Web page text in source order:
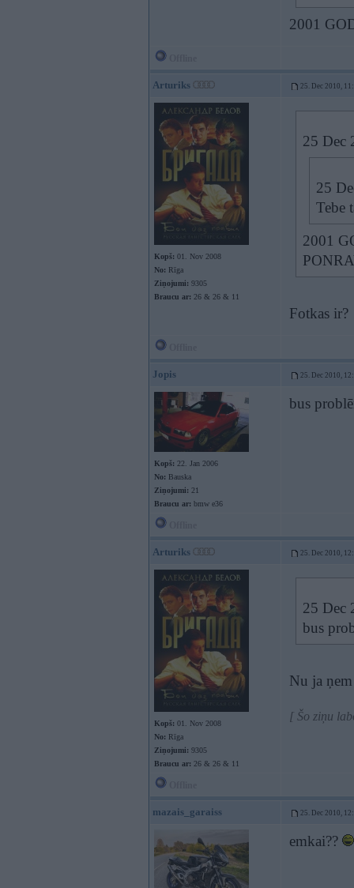
2001
Arturiks 25. Dec 2010,
Kopš: 01. Nov 2008
No: Rīga
Ziņojumi: 9305
Braucu ar: 26 & 26 & 11
25 Dec
25
Tebe
2001
Fotkas ir?
Jopis 25. Dec 2010,
Kopš: 22. Jan 2006
No: Bauska
Ziņojumi: 21
Braucu ar: bmw e36
bus
Arturiks 25. Dec 2010,
Kopš: 01. Nov 2008
No: Rīga
Ziņojumi: 9305
Braucu ar: 26 & 26 & 11
25 Dec
bus
Nu ja
[ Šo ziņu
mazais_garaiss 25. Dec 2010,
emkai??